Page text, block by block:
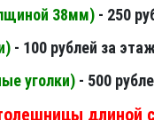
38мм) - 250
) - 100 рублей за
уголки) - 500
длиной